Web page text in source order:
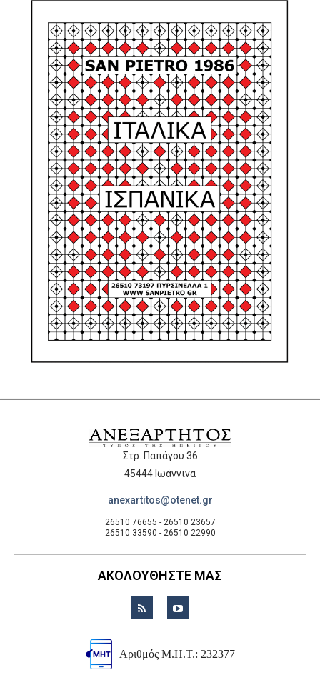
Στρ. Παπάγου 36
45444 Ιωάννινα
anexartitos@otenet.gr
26510 76655 - 26510 23657
26510 33590 - 26510 22990
ΑΚΟΛΟΥΘΗΣΤΕ ΜΑΣ
Αριθμός Μ.Η.Τ.: 232377